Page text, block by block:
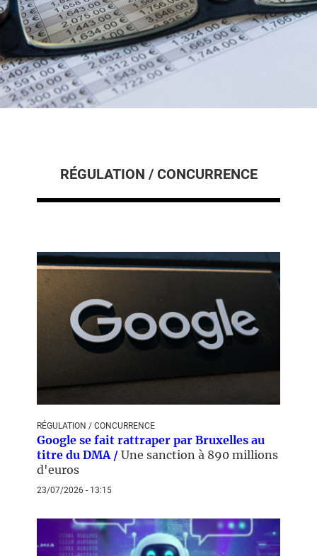
RÉGULATION / CONCURRENCE
RÉGULATION / CONCURRENCE
Google se fait rattraper par Bruxelles au
titre du DMA / Une sanction à 890 millions
d'euros
23/07/2026 - 13:15